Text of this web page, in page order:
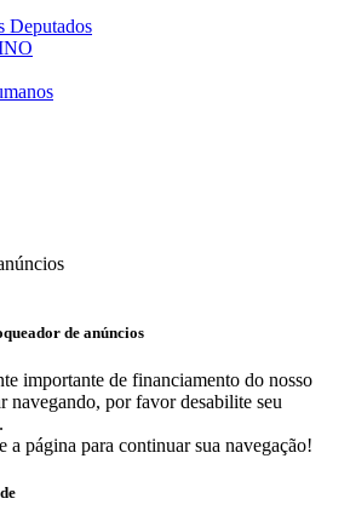
Deputados
de anúncios
importante de financiamento do nosso
navegando, por favor desabilite seu
a página para continuar sua navegação!